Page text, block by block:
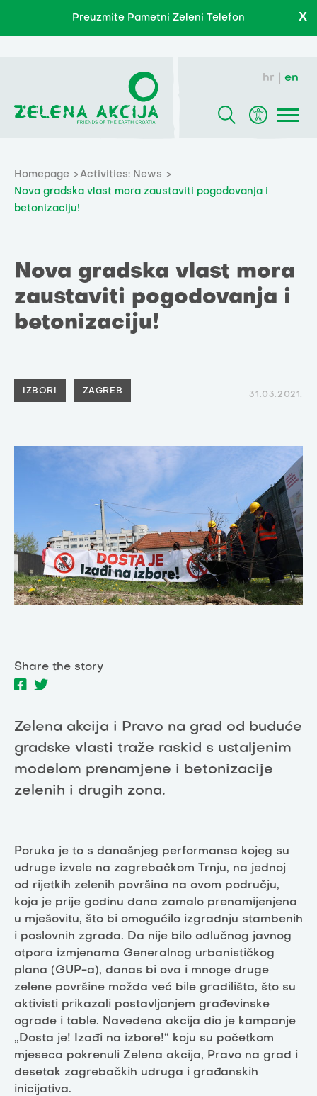
Preuzmite Pametni Zeleni Telefon X
hr en
Homepage
Activities: News
Nova gradska vlast mora zaustaviti pogodovanja i
betonizaciju!
Nova gradska vlast mora
zaustaviti pogodovanja i
betonizaciju!
IZBORI ZAGREB 31.03.2021.
Share the story
Zelena akcija i Pravo na grad od buduće
gradske vlasti traže raskid s ustaljenim
modelom prenamjene i betonizacije
zelenih i drugih zona.
Poruka je to s današnjeg performansa kojeg su
udruge izvele na zagrebačkom Trnju, na jednoj
od rijetkih zelenih površina na ovom području,
koja je prije godinu dana zamalo prenamijenjena
u mješovitu, što bi omogućilo izgradnju stambenih
i poslovnih zgrada. Da nije bilo odlučnog javnog
otpora izmjenama Generalnog urbanističkog
plana (GUP-a), danas bi ova i mnoge druge
zelene površine možda već bile gradilišta, što su
aktivisti prikazali postavljanjem građevinske
ograde i table. Navedena akcija dio je kampanje
„Dosta je! Izađi na izbore!“ koju su početkom
mjeseca pokrenuli Zelena akcija, Pravo na grad i
desetak zagrebačkih udruga i građanskih
inicijativa.